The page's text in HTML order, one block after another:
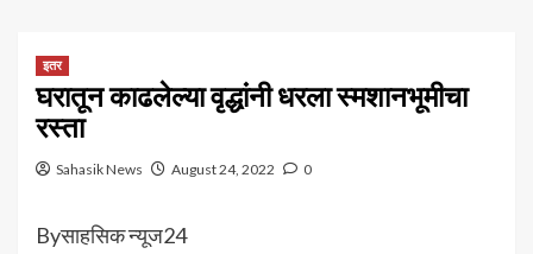
इतर
घरातून काढलेल्या वृद्धांनी धरला स्मशानभूमीचा
रस्ता
Sahasik News August 24, 2022 0
Byसाहसिक न्यूज24